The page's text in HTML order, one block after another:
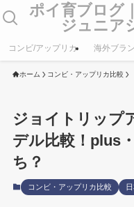
ポイ育ブログ
ジュニア
コンビ/アップリカ 海外ブラ
ホーム コンビ・アップリカ比較
ジョイトリップ
デル比較！plus
ち？
コンビ・アップリカ比較